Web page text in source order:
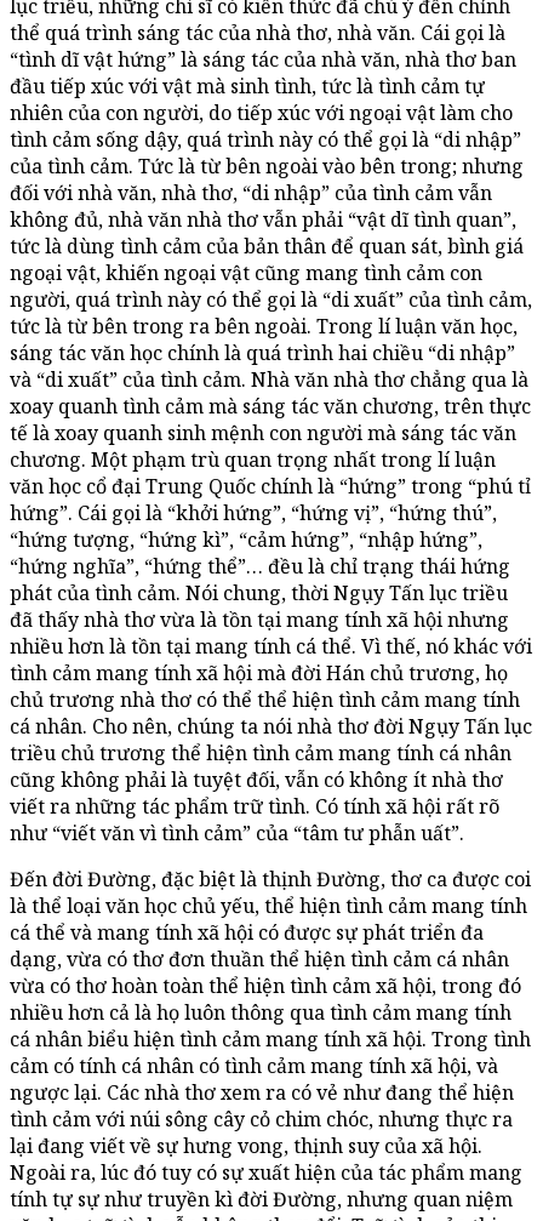
lục triều, những chí sĩ có kiến thức đã chú ý đến chỉnh
thể quá trình sáng tác của nhà thơ, nhà văn. Cái gọi là
“tình dĩ vật hứng” là sáng tác của nhà văn, nhà thơ ban
đầu tiếp xúc với vật mà sinh tình, tức là tình cảm tự
nhiên của con người, do tiếp xúc với ngoại vật làm cho
tình cảm sống dậy, quá trình này có thể gọi là “di nhập”
của tình cảm. Tức là từ bên ngoài vào bên trong; nhưng
đối với nhà văn, nhà thơ, “di nhập” của tình cảm vẫn
không đủ, nhà văn nhà thơ vẫn phải “vật dĩ tình quan”,
tức là dùng tình cảm của bản thân để quan sát, bình giá
ngoại vật, khiến ngoại vật cũng mang tình cảm con
người, quá trình này có thể gọi là “di xuất” của tình cảm,
tức là từ bên trong ra bên ngoài. Trong lí luận văn học,
sáng tác văn học chính là quá trình hai chiều “di nhập”
và “di xuất” của tình cảm. Nhà văn nhà thơ chẳng qua là
xoay quanh tình cảm mà sáng tác văn chương, trên thực
tế là xoay quanh sinh mệnh con người mà sáng tác văn
chương. Một phạm trù quan trọng nhất trong lí luận
văn học cổ đại Trung Quốc chính là “hứng” trong “phú tỉ
hứng”. Cái gọi là “khởi hứng”, “hứng vị”, “hứng thú”,
“hứng tượng, “hứng kì”, “cảm hứng”, “nhập hứng”,
“hứng nghĩa”, “hứng thể”… đều là chỉ trạng thái hứng
phát của tình cảm. Nói chung, thời Ngụy Tấn lục triều
đã thấy nhà thơ vừa là tồn tại mang tính xã hội nhưng
nhiều hơn là tồn tại mang tính cá thể. Vì thế, nó khác với
tình cảm mang tính xã hội mà đời Hán chủ trương, họ
chủ trương nhà thơ có thể thể hiện tình cảm mang tính
cá nhân. Cho nên, chúng ta nói nhà thơ đời Ngụy Tấn lục
triều chủ trương thể hiện tình cảm mang tính cá nhân
cũng không phải là tuyệt đối, vẫn có không ít nhà thơ
viết ra những tác phẩm trữ tình. Có tính xã hội rất rõ
như “viết văn vì tình cảm” của “tâm tư phẫn uất”.
Đến đời Đường, đặc biệt là thịnh Đường, thơ ca được coi
là thể loại văn học chủ yếu, thể hiện tình cảm mang tính
cá thể và mang tính xã hội có được sự phát triển đa
dạng, vừa có thơ đơn thuần thể hiện tình cảm cá nhân
vừa có thơ hoàn toàn thể hiện tình cảm xã hội, trong đó
nhiều hơn cả là họ luôn thông qua tình cảm mang tính
cá nhân biểu hiện tình cảm mang tính xã hội. Trong tình
cảm có tính cá nhân có tình cảm mang tính xã hội, và
ngược lại. Các nhà thơ xem ra có vẻ như đang thể hiện
tình cảm với núi sông cây cỏ chim chóc, nhưng thực ra
lại đang viết về sự hưng vong, thịnh suy của xã hội.
Ngoài ra, lúc đó tuy có sự xuất hiện của tác phẩm mang
tính tự sự như truyền kì đời Đường, nhưng quan niệm